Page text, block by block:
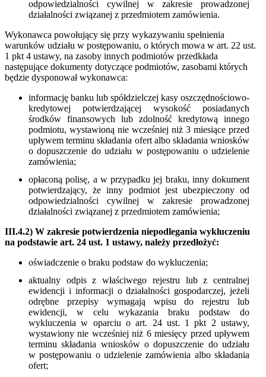
odpowiedzialności cywilnej w zakresie prowadzonej
działalności związanej z przedmiotem zamówienia.
Wykonawca powołujący się przy wykazywaniu spełnienia
warunków udziału w postępowaniu, o których mowa w art. 22 ust.
1 pkt 4 ustawy, na zasoby innych podmiotów przedkłada
następujące dokumenty dotyczące podmiotów, zasobami których
będzie dysponował wykonawca:
informację banku lub spółdzielczej kasy oszczędnościowo-
kredytowej potwierdzającej wysokość posiadanych
środków finansowych lub zdolność kredytową innego
podmiotu, wystawioną nie wcześniej niż 3 miesiące przed
upływem terminu składania ofert albo składania wniosków
o dopuszczenie do udziału w postępowaniu o udzielenie
zamówienia;
opłaconą polisę, a w przypadku jej braku, inny dokument
potwierdzający, że inny podmiot jest ubezpieczony od
odpowiedzialności cywilnej w zakresie prowadzonej
działalności związanej z przedmiotem zamówienia;
III.4.2) W zakresie potwierdzenia niepodlegania wykluczeniu
na podstawie art. 24 ust. 1 ustawy, należy przedłożyć:
oświadczenie o braku podstaw do wykluczenia;
aktualny odpis z właściwego rejestru lub z centralnej
ewidencji i informacji o działalności gospodarczej, jeżeli
odrębne przepisy wymagają wpisu do rejestru lub
ewidencji, w celu wykazania braku podstaw do
wykluczenia w oparciu o art. 24 ust. 1 pkt 2 ustawy,
wystawiony nie wcześniej niż 6 miesięcy przed upływem
terminu składania wniosków o dopuszczenie do udziału
w postępowaniu o udzielenie zamówienia albo składania
ofert;